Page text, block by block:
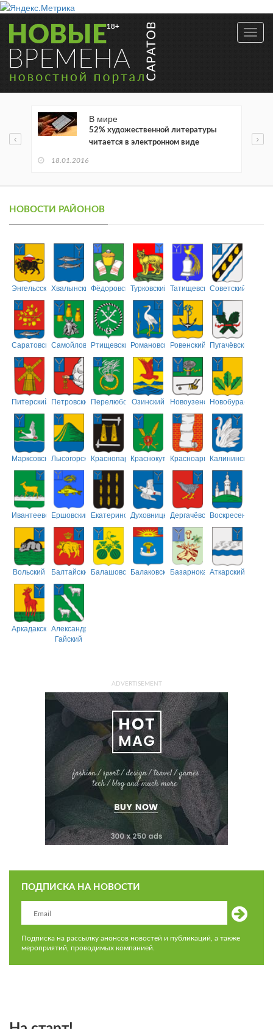
В мире
52% художественной литературы
читается в электронном виде
18.01.2016
НОВОСТИ РАЙОНОВ
ЭнгельсскийХвалынскийФёдоровскийТурковский ТатищевскийСоветский
СаратовскийСамойловскийРтищевскийРомановскийРовенский Пугачёвский
Питерский ПетровскийПерелюбскийОзинский НовоузенскийНовобурасский
МарксовскийЛысогорскийКраснопартизанский
КраснокутскийКрасноармейский
Калининский
ИвантеевскийЕршовский ЕкатериновскийДуховницкийДергачёвскийВоскресенский
Вольский БалтайскийБалашовскийБалаковскийБазарнокарабулакский
Аткарский
АркадакскийАлександрово-
Гайский
ADVERTISEMENT
ПОДПИСКА НА НОВОСТИ
Подписка на рассылку анонсов новостей и публикаций, а также
мероприятий, проводимых компанией.